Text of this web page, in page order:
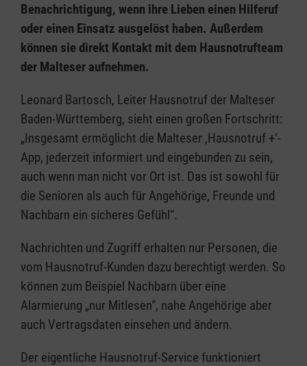
Benachrichtigung, wenn ihre Lieben einen Hilferuf
oder einen Einsatz ausgelöst haben. Außerdem
können sie direkt Kontakt mit dem Hausnotrufteam
der Malteser aufnehmen.
Leonard Bartosch, Leiter Hausnotruf der Malteser
Baden-Württemberg, sieht einen großen Fortschritt:
„Insgesamt ermöglicht die Malteser ‚Hausnotruf +‘-
App, jederzeit informiert und eingebunden zu sein,
auch wenn man nicht vor Ort ist. Das ist sowohl für
die Senioren als auch für Angehörige, Freunde und
Nachbarn ein sicheres Gefühl“.
Nachrichten und Zugriff erhalten nur Personen, die
vom Hausnotruf-Kunden dazu berechtigt werden. So
können zum Beispiel Nachbarn über eine
Alarmierung „nur Mitlesen“, nahe Angehörige aber
auch Vertragsdaten einsehen und ändern.
Der eigentliche Hausnotruf-Service funktioniert